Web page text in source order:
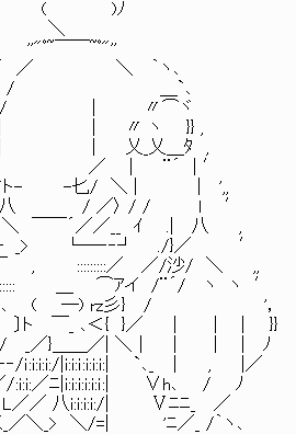
ﾉ
~ﾟ"''
｀ヽ､
＿`､
⌒ヾ
ヽ }} ,
乂＿ﾀ ,
| ¨´ | ′
| | ',, うっさい！ や
／〉 / / l ′
´／／__ ｲ .| 八 , この白
└―‐‐┘ ./}／ ′
／ ／/沙/ ＼ ,,
⌒ｱイ /¨´/ ヽ ヽ ′
─) rz彡} / '，
￣_ ､＜{ }／ | | | }}
＿／| ＼｜ | | | ﾉ
|i:i:ｉ:i:i:i:| `､_ ｜ , |／
ﾆ|i:i:i:i:i:ｉ:| ∨h､ / ﾉ
／ 八i:i:i:i:/| Ⅴﾆﾆ_ ／
＼_> ＼/=| 'ﾆ／_ /｀ヽ､